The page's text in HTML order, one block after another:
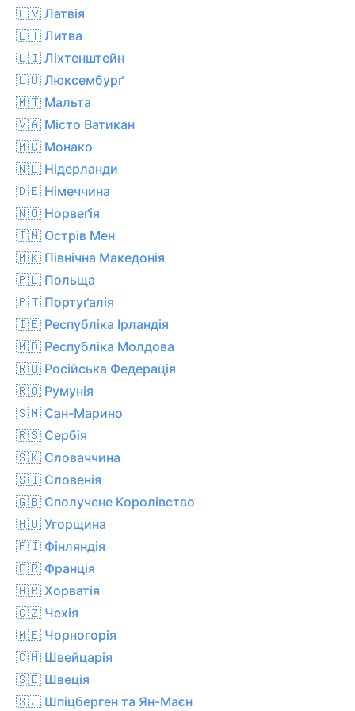
🇱🇻 Латвія
🇱🇹 Литва
🇱🇮 Ліхтенштейн
🇱🇺 Люксембурґ
🇲🇹 Мальта
🇻🇦 Місто Ватикан
🇲🇨 Монако
🇳🇱 Нідерланди
🇩🇪 Німеччина
🇳🇴 Норвеґія
🇮🇲 Острів Мен
🇲🇰 Північна Македонія
🇵🇱 Польща
🇵🇹 Портуґалія
🇮🇪 Республіка Ірландія
🇲🇩 Республіка Молдова
🇷🇺 Російська Федерація
🇷🇴 Румунія
🇸🇲 Сан-Марино
🇷🇸 Сербія
🇸🇰 Словаччина
🇸🇮 Словенія
🇬🇧 Сполучене Королівство
🇭🇺 Угорщина
🇫🇮 Фінляндія
🇫🇷 Франція
🇭🇷 Хорватія
🇨🇿 Чехiя
🇲🇪 Чорногорія
🇨🇭 Швейцарія
🇸🇪 Швеція
🇸🇯 Шпіцберген та Ян-Маєн